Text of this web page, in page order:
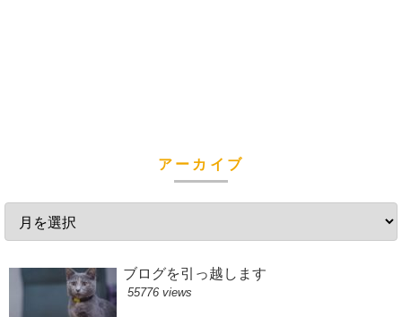
アーカイブ
ブログを引っ越します
55776 views